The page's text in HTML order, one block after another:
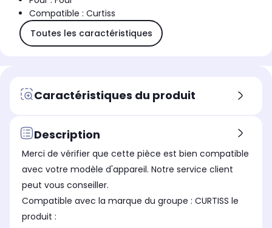
Compatible : Curtiss
Toutes les caractéristiques
Caractéristiques du produit
Description
Merci de vérifier que cette pièce est bien compatible
avec votre modèle d'appareil. Notre service client
peut vous conseiller.
Compatible avec la marque du groupe : CURTISS le
produit :